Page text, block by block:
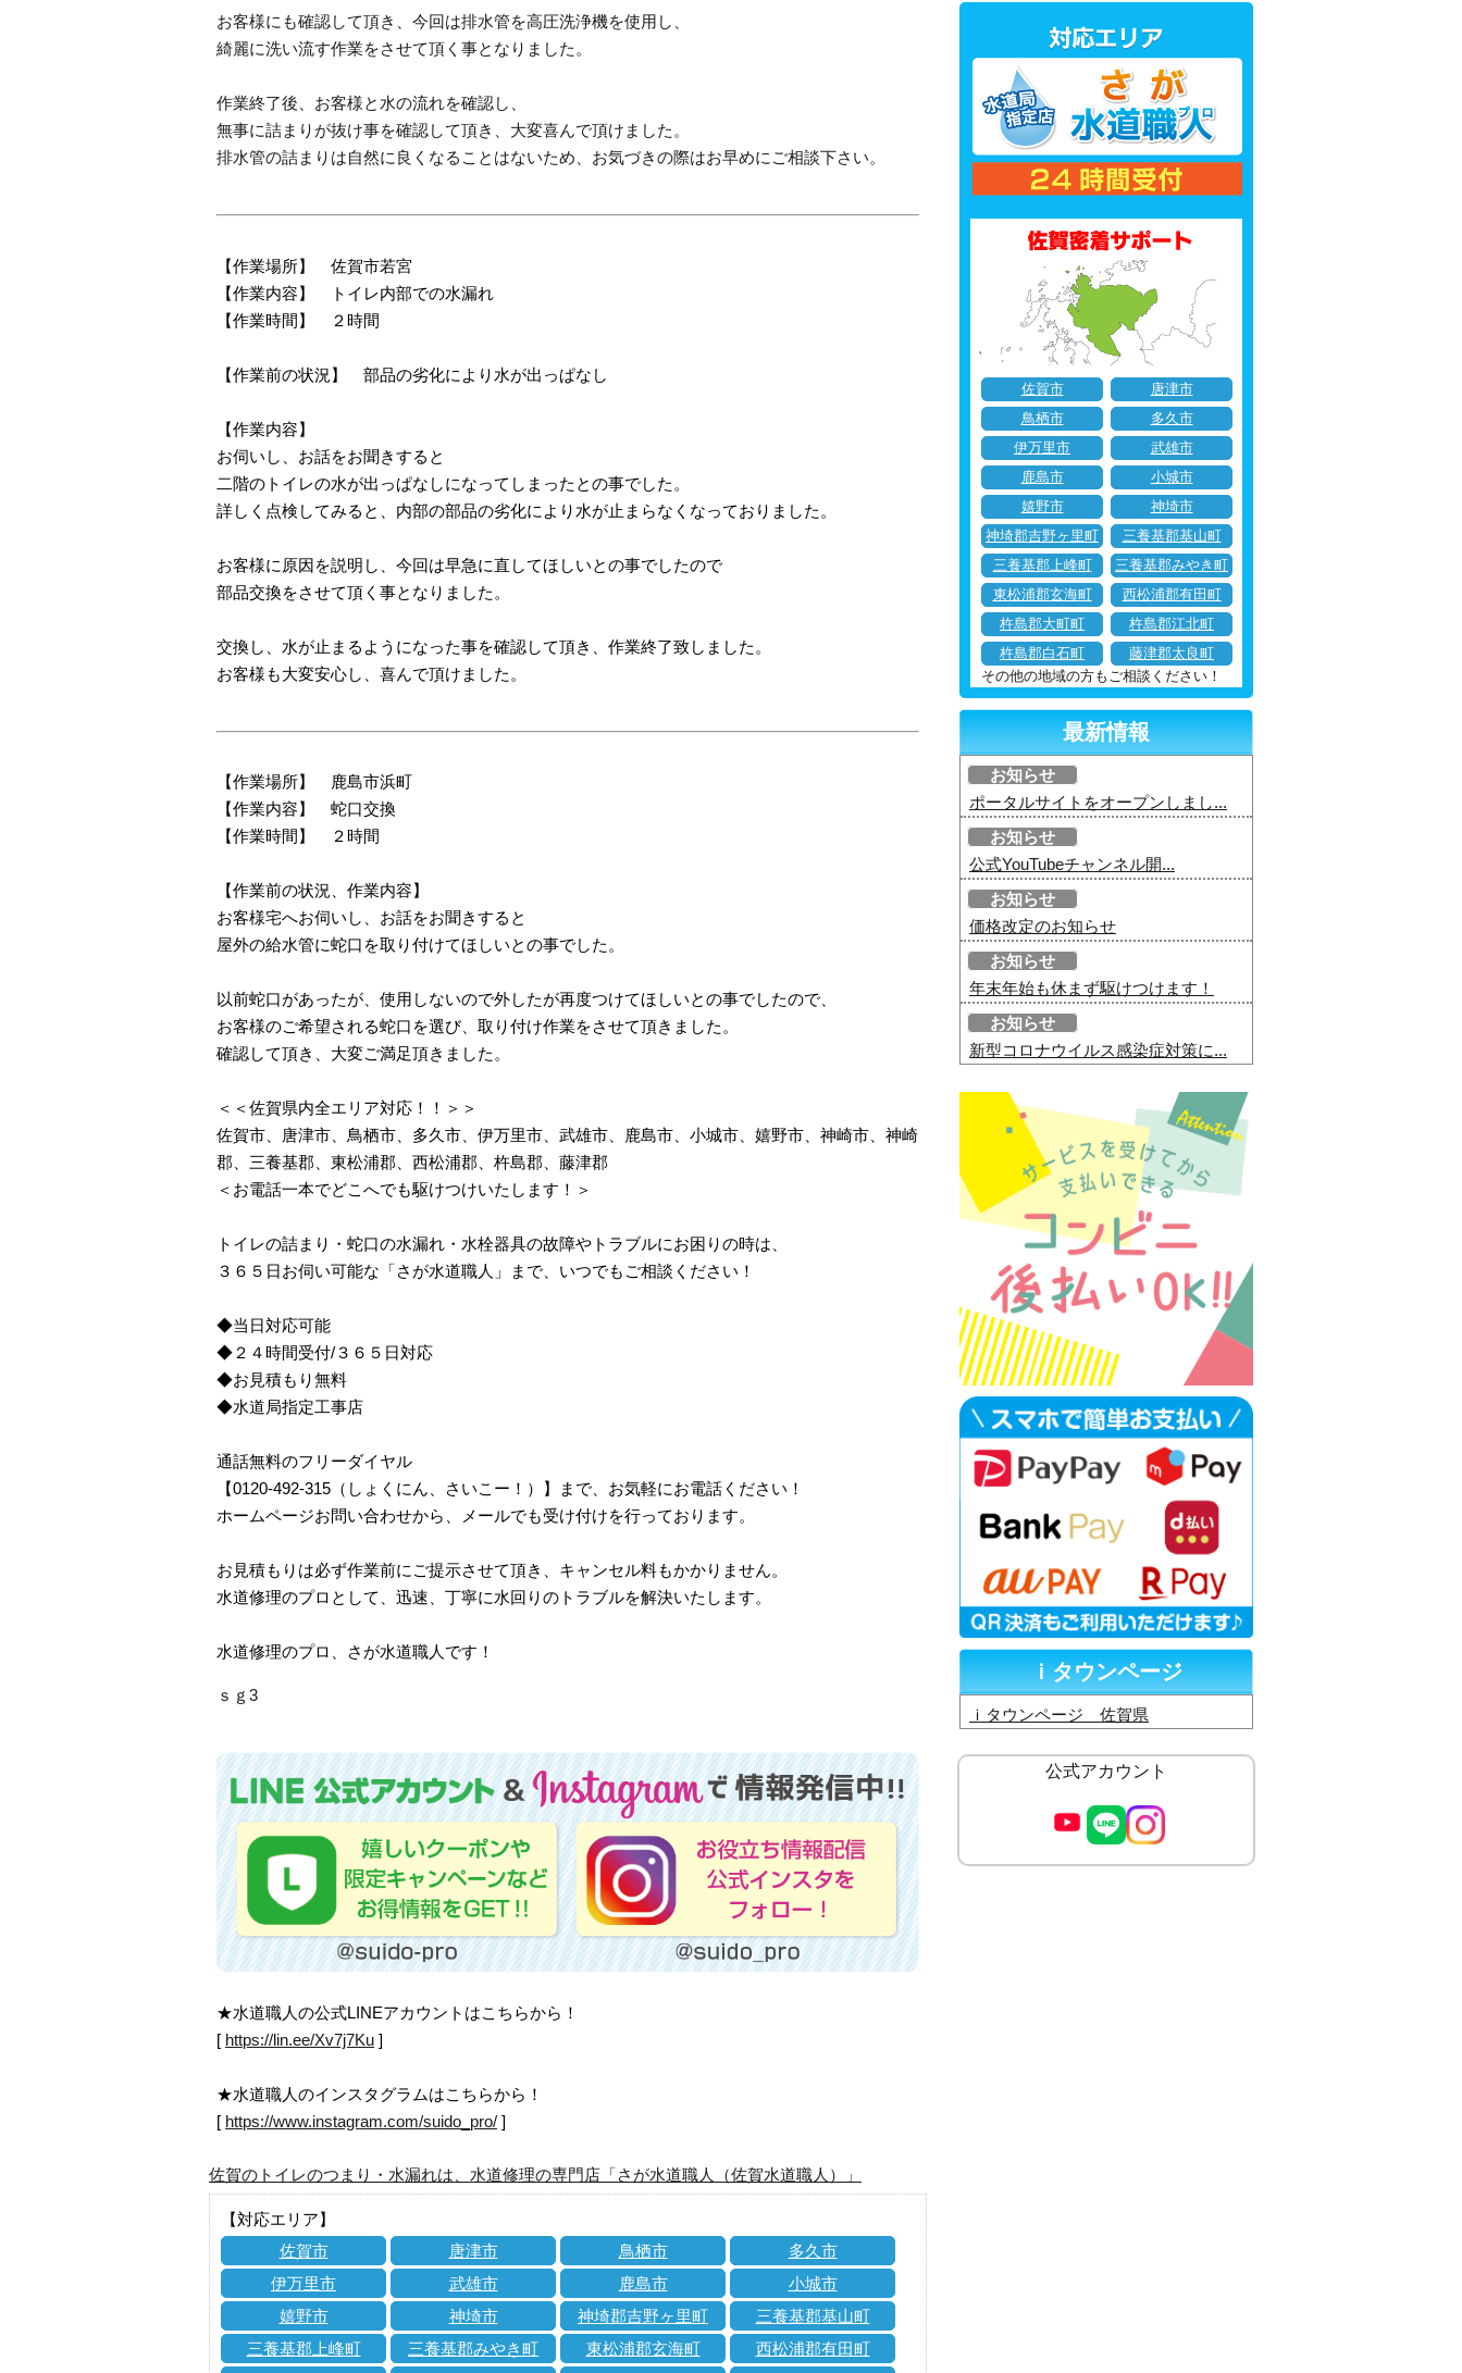
お客様にも確認して頂き、今回は排水管を高圧洗浄機を使用し、
綺麗に洗い流す作業をさせて頂く事となりました。
作業終了後、お客様と水の流れを確認し、
無事に詰まりが抜け事を確認して頂き、大変喜んで頂けました。
排水管の詰まりは自然に良くなることはないため、お気づきの際はお早めにご相談下さい。
【作業場所】 佐賀市若宮
【作業内容】 トイレ内部での水漏れ
【作業時間】 ２時間
【作業前の状況】 部品の劣化により水が出っぱなし
【作業内容】
お伺いし、お話をお聞きすると
二階のトイレの水が出っぱなしになってしまったとの事でした。
詳しく点検してみると、内部の部品の劣化により水が止まらなくなっておりました。
お客様に原因を説明し、今回は早急に直してほしいとの事でしたので
部品交換をさせて頂く事となりました。
交換し、水が止まるようになった事を確認して頂き、作業終了致しました。
お客様も大変安心し、喜んで頂けました。
【作業場所】 鹿島市浜町
【作業内容】 蛇口交換
【作業時間】 ２時間
【作業前の状況、作業内容】
お客様宅へお伺いし、お話をお聞きすると
屋外の給水管に蛇口を取り付けてほしいとの事でした。
以前蛇口があったが、使用しないので外したが再度つけてほしいとの事でしたので、
お客様のご希望される蛇口を選び、取り付け作業をさせて頂きました。
確認して頂き、大変ご満足頂きました。
＜＜佐賀県内全エリア対応！！＞＞
佐賀市、唐津市、鳥栖市、多久市、伊万里市、武雄市、鹿島市、小城市、嬉野市、神崎市、神崎
郡、三養基郡、東松浦郡、西松浦郡、杵島郡、藤津郡
＜お電話一本でどこへでも駆けつけいたします！＞
トイレの詰まり・蛇口の水漏れ・水栓器具の故障やトラブルにお困りの時は、
３６５日お伺い可能な「さが水道職人」まで、いつでもご相談ください！
◆当日対応可能
◆２４時間受付/３６５日対応
◆お見積もり無料
◆水道局指定工事店
通話無料のフリーダイヤル
【0120-492-315（しょくにん、さいこー！）】まで、お気軽にお電話ください！
ホームページお問い合わせから、メールでも受け付けを行っております。
お見積もりは必ず作業前にご提示させて頂き、キャンセル料もかかりません。
水道修理のプロとして、迅速、丁寧に水回りのトラブルを解決いたします。
水道修理のプロ、さが水道職人です！
ｓｇ3
★水道職人の公式LINEアカウントはこちらから！
[ https://lin.ee/Xv7j7Ku ]
★水道職人のインスタグラムはこちらから！
[ https://www.instagram.com/suido_pro/ ]
佐賀のトイレのつまり・水漏れは、水道修理の専門店「さが水道職人（佐賀水道職人）」
【対応エリア】
佐賀市
唐津市 鳥栖市
多久市
伊万里市
武雄市 鹿島市
小城市
嬉野市
神埼市 神埼郡吉野ヶ里町
三養基郡基山町
三養基郡上峰町
三養基郡みやき町 東松浦郡玄海町
西松浦郡有田町
佐賀市
唐津市
鳥栖市
多久市
伊万里市
武雄市
鹿島市
小城市
嬉野市
神埼市
神埼郡吉野ヶ里町
三養基郡基山町
三養基郡上峰町
三養基郡みやき町
東松浦郡玄海町
西松浦郡有田町
杵島郡大町町
杵島郡江北町
杵島郡白石町
藤津郡太良町
その他の地域の方もご相談ください！
最新情報
お知らせ
ポータルサイトをオープンしまし...
お知らせ
公式YouTubeチャンネル開...
お知らせ
価格改定のお知らせ
お知らせ
年末年始も休まず駆けつけます！
お知らせ
新型コロナウイルス感染症対策に...
ｉタウンページ
ｉタウンページ 佐賀県
公式アカウント